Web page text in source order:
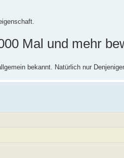
Mal und mehr
bekannt. Natürlich nur